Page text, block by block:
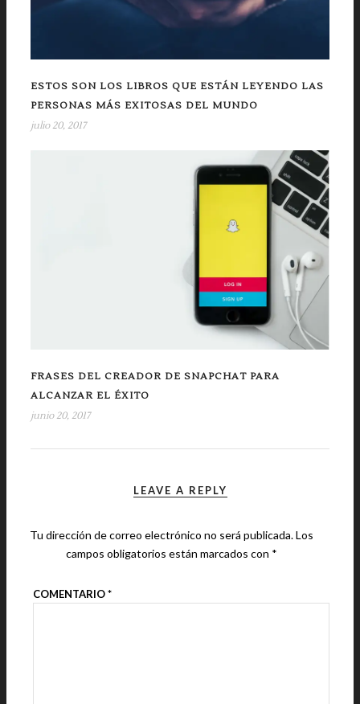
ESTOS SON LOS LIBROS QUE ESTÁN LEYENDO LAS
PERSONAS MÁS EXITOSAS DEL MUNDO
julio 20, 2017
FRASES DEL CREADOR DE SNAPCHAT PARA
ALCANZAR EL ÉXITO
junio 20, 2017
LEAVE A REPLY
Tu dirección de correo electrónico no será publicada.Los
campos obligatorios están marcados con *
COMENTARIO*